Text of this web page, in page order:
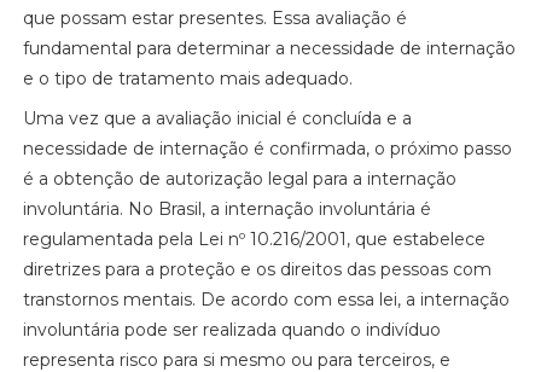
que possam estar presentes. Essa avaliação é
fundamental para determinar a necessidade de internação
e o tipo de tratamento mais adequado.
Uma vez que a avaliação inicial é concluída e a
necessidade de internação é confirmada, o próximo passo
é a obtenção de autorização legal para a internação
involuntária. No Brasil, a internação involuntária é
regulamentada pela Lei nº 10.216/2001, que estabelece
diretrizes para a proteção e os direitos das pessoas com
transtornos mentais. De acordo com essa lei, a internação
involuntária pode ser realizada quando o indivíduo
representa risco para si mesmo ou para terceiros, e